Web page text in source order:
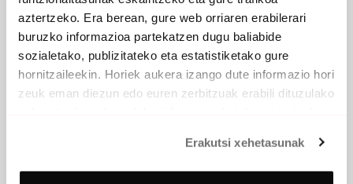
aztertzeko. Era berean, gure web orriaren erabilerari
buruzko informazioa partekatzen dugu baliabide
sozialetako, publizitateko eta estatistiketako gure
hornitzaileekin. Horiek aukera izango dute informazio hori
zeuk eman diezun edo euren zerbitzuak erabili dituzulako
Erakutsi xehetasunak